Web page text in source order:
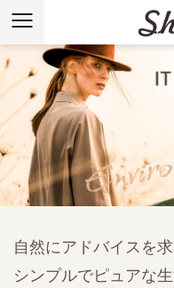
自然にアドバイスを
シンプルでピュアな